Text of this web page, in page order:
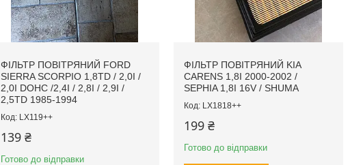
ФІЛЬТР ПОВІТРЯНИЙ FORD
SIERRA SCORPIO 1,8TD / 2,0I /
2,0I DOHC /2,4I / 2,8I / 2,9I /
2,5TD 1985-1994
LX119++
139 ₴
Готово до відправки
ФІЛЬТР ПОВІТРЯНИЙ KIA
CARENS 1,8I 2000-2002 /
SEPHIA 1,8I 16V / SHUMA
LX1818++
199 ₴
Готово до відправки